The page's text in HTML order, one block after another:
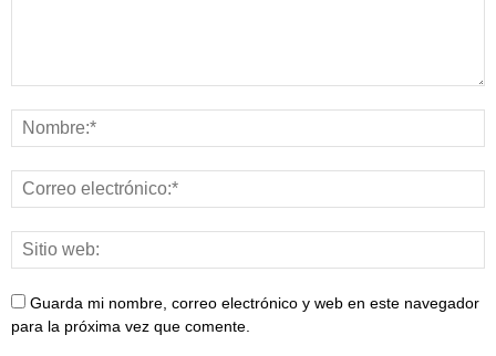
Guarda mi nombre, correo electrónico y web en este navegador
para la próxima vez que comente.